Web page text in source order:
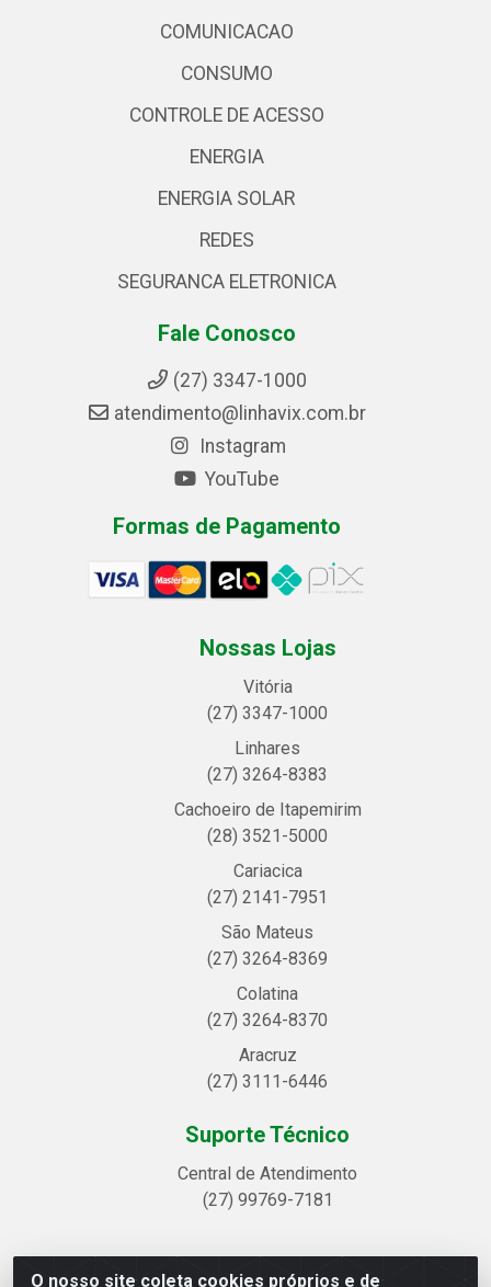
O nosso site coleta cookies próprios e de
COMUNICACAO
CONSUMO
CONTROLE DE ACESSO
ENERGIA
ENERGIA SOLAR
REDES
SEGURANCA ELETRONICA
Fale Conosco
(27) 3347-1000
atendimento@linhavix.com.br
Instagram
YouTube
Formas de Pagamento
Nossas Lojas
Vitória
(27) 3347-1000
Linhares
(27) 3264-8383
Cachoeiro de Itapemirim
(28) 3521-5000
Cariacica
(27) 2141-7951
São Mateus
(27) 3264-8369
Colatina
(27) 3264-8370
Aracruz
(27) 3111-6446
Suporte Técnico
Central de Atendimento
(27) 99769-7181